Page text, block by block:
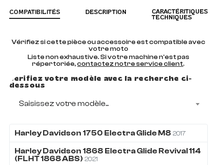
COMPATIBILITÉS DESCRIPTION
CARACTÉRITIQUES
TECHNIQUES
Vérifiez si cette pièce ou accessoire est compatible avec
votre moto
Liste non exhaustive. Si votre machine n'est pas
répertoriée,contactez notre service client.
Vérifiez votre modèle avec la recherche ci-
dessous
Saisissez votre modèle...
Harley Davidson 1750 Electra Glide M8 2017
Harley Davidson 1868 Electra Glide Revival 114
(FLHT 1868 ABS) 2021